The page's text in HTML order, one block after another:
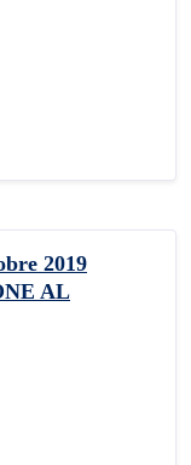
2019
AL